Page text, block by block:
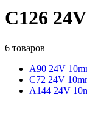
C126
6 товаров
A90 24V
C72 24V
A144 24V